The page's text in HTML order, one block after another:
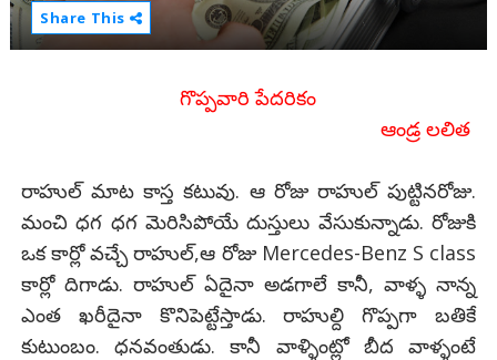
Share This
గొప్పవారి పేదరికం
ఆండ్ర లలిత
రాహుల్ మాట కాస్త కటువు. ఆ రోజు రాహుల్ పుట్టినరోజు.
మంచి ధగ ధగ మెరిసిపోయే దుస్తులు వేసుకున్నాడు. రోజుకి
ఒక కార్లో వచ్చే రాహుల్,ఆ రోజు Mercedes-Benz S class
కార్లో దిగాడు. రాహుల్ ఏదైనా అడగాలే కానీ, వాళ్ళ నాన్న
ఎంత ఖరీదైనా కొనిపెట్టేస్తాడు. రాహుల్ది గొప్పగా బతికే
కుటుంబం. ధనవంతుడు. కానీ వాళ్ళింట్లో బీద వాళ్ళంటే